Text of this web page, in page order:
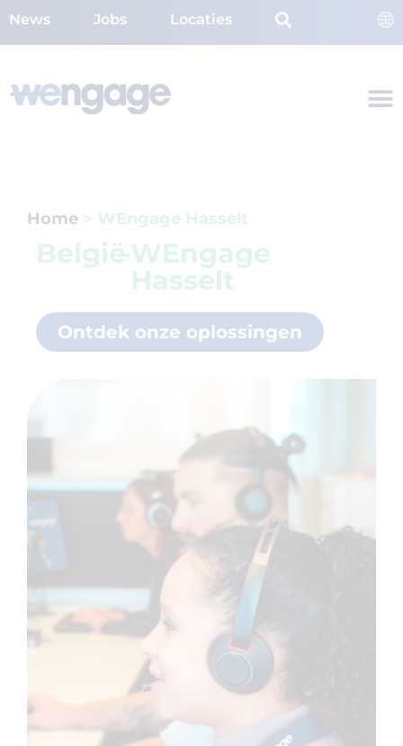
News Jobs Locaties
Home > WEngage Hasselt
België-WEngage
Hasselt
Ontdek onze oplossingen